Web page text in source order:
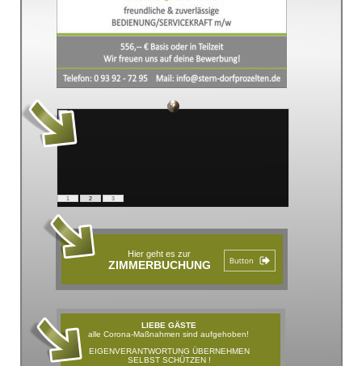
LIEBE GÄSTE
alle Corona-Maßnahmen sind aufgehoben!
EIGENVERANTWORTUNG ÜBERNEHMEN
SELBST SCHÜTZEN !
Hier geht es zur
ZIMMERBUCHUNG
1 2 3